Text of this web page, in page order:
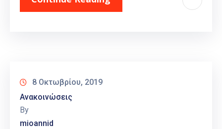
8 Οκτωβρίου, 2019
Ανακοινώσεις
By
mioannid